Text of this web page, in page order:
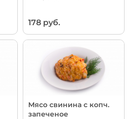
178 руб.
Мясо свинина с копч.
запеченое